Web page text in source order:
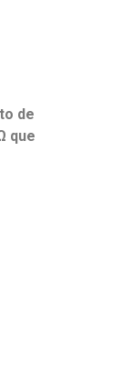
de
que